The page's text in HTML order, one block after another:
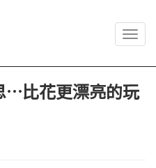
…比花更漂亮的玩